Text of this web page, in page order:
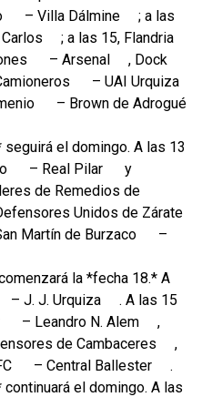
– Villa Dálmine
; a las
; a las 15, Flandria
– Arsenal
, Dock
– UAI Urquiza
– Brown de Adrogué
el domingo. A las 13
– Real Pilar
y
de Remedios de
Unidos de Zárate
Martín de Burzaco
–
la *fecha 18.* A
– J. J. Urquiza
. A las 15
– Leandro N. Alem
,
de Cambaceres
,
– Central Ballester
.
el domingo. A las